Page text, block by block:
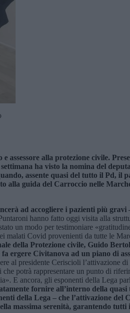
alla protezione civile.
ha visto la nomina del
assente quasi del tutto il Pd,
guida del Carroccio nelle
ad accogliere i pazienti più gravi
hanno fatto oggi visita alla
un modo per testimoniare
malati Covid provenienti da tutte le
della Protezione civile, Guido
ergere Civitanova ad un piano di
al presidente Ceriscioli l’attivazione
potrà rappresentare un punto di
E ancora, gli esponenti della Lega
fornire all’interno della
della Lega – che l’attivazione del
serenità, garantendo tutti